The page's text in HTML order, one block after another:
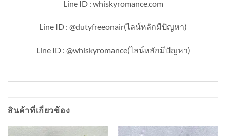
Line ID : whiskyromance.com
Line ID : @dutyfreeonair(ไลน์หลักมีปัญหา)
Line ID : @whiskyromance(ไลน์หลักมีปัญหา)
สินค้าที่เกี่ยวข้อง